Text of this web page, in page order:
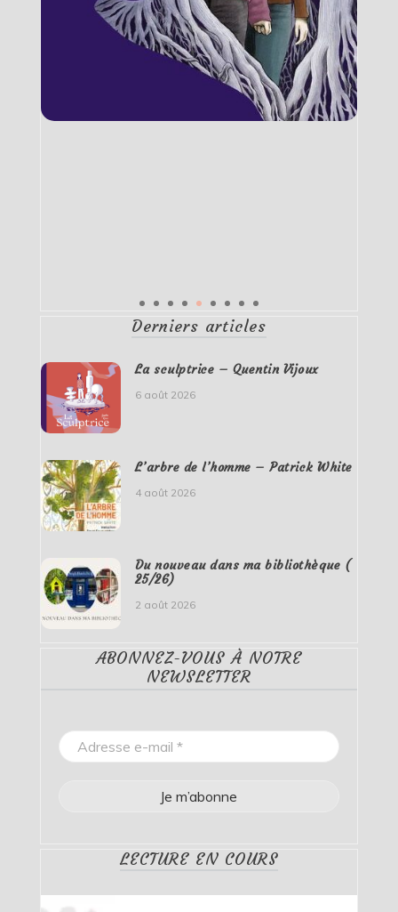
Derniers articles
La sculptrice – Quentin Vijoux
6 août 2026
L’arbre de l’homme – Patrick White
4 août 2026
Du nouveau dans ma bibliothèque (
25/26)
2 août 2026
ABONNEZ-VOUS À NOTRE
NEWSLETTER
LECTURE EN COURS